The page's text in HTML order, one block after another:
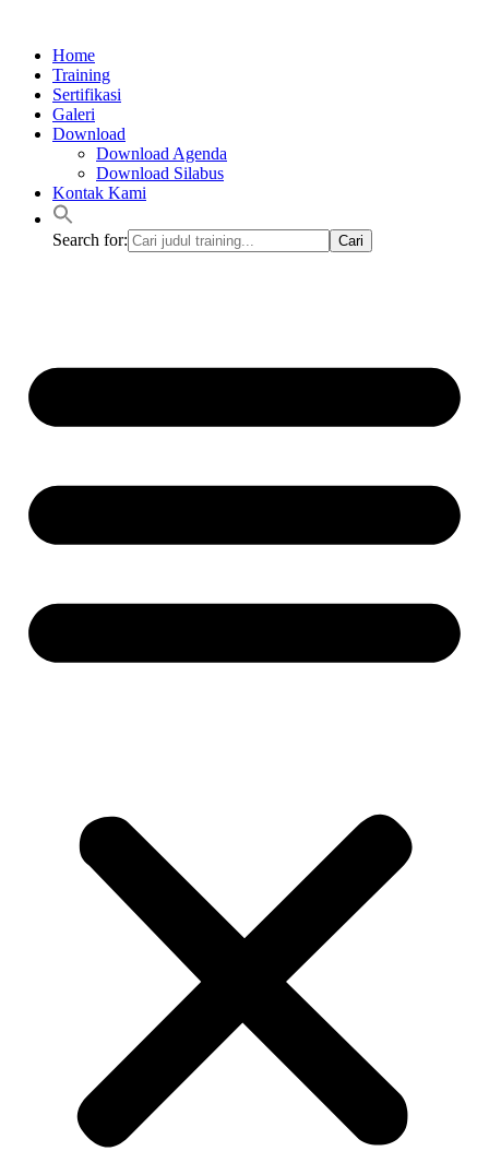
kontenHome
Training
Sertifikasi
Galeri
Download
Download Agenda
Download Silabus
Kontak Kami
Search for: